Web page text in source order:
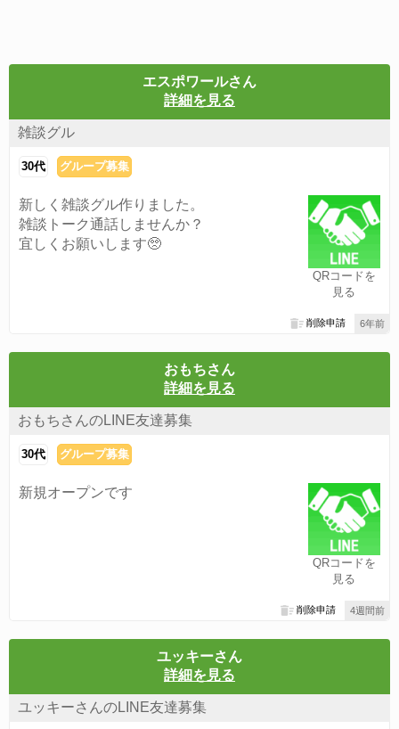
エスポワールさん
詳細を見る
雑談グル
30代 グループ募集
QRコードを
見る
新しく雑談グル作りました。
雑談トーク通話しませんか？
宜しくお願いします🥺
6年前
削除申請
おもちさん
詳細を見る
おもちさんのLINE友達募集
30代 グループ募集
QRコードを
見る
新規オープンです
4週間前
削除申請
ユッキーさん
詳細を見る
ユッキーさんのLINE友達募集